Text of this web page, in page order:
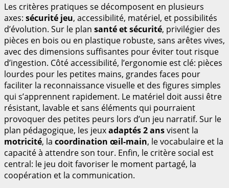
Les critères pratiques se décomposent en plusieurs
axes: sécurité jeu, accessibilité, matériel, et possibilités
d’évolution. Sur le plan santé et sécurité, privilégier des
pièces en bois ou en plastique robuste, sans arêtes vives,
avec des dimensions suffisantes pour éviter tout risque
d’ingestion. Côté accessibilité, l’ergonomie est clé: pièces
lourdes pour les petites mains, grandes faces pour
faciliter la reconnaissance visuelle et des figures simples
qui s’apprennent rapidement. Le matériel doit aussi être
résistant, lavable et sans éléments qui pourraient
provoquer des petites peurs lors d’un jeu narratif. Sur le
plan pédagogique, les jeuxadaptés 2 ansvisent la
motricité, la coordination œil-main, le vocabulaire et la
capacité à attendre son tour. Enfin, le critère social est
central: le jeu doit favoriser le moment partagé, la
coopération et la communication.